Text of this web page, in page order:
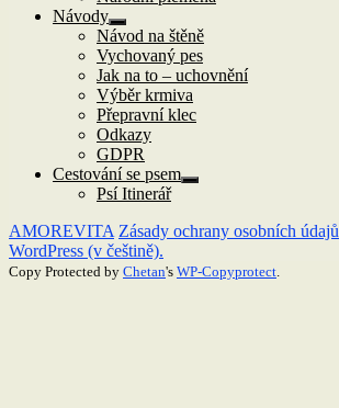
Návody
Zobrazit
podřazené
položky
Návod na štěně
Vychovaný pes
Jak na to – uchovnění
Výběr krmiva
Přepravní klec
Odkazy
GDPR
Cestování se psem
Zobrazit
Psí Itinerář
AMOREVITA Zásady ochrany osobních údajů
WordPress (v češtině).
Copy Protected by Chetan's WP-Copyprotect